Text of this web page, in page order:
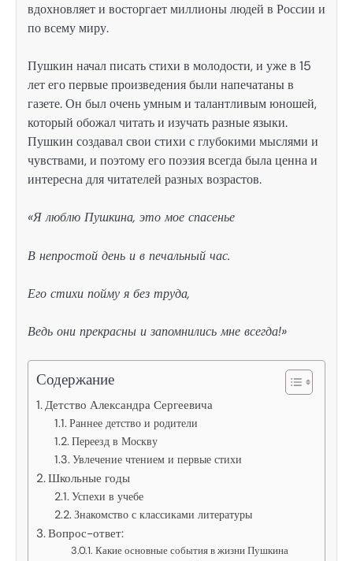
вдохновляет и восторгает миллионы людей в России и
по всему миру.
Пушкин начал писать стихи в молодости, и уже в 15
лет его первые произведения были напечатаны в
газете. Он был очень умным и талантливым юношей,
который обожал читать и изучать разные языки.
Пушкин создавал свои стихи с глубокими мыслями и
чувствами, и поэтому его поэзия всегда была ценна и
интересна для читателей разных возрастов.
«Я люблю Пушкина, это мое спасенье
В непростой день и в печальный час.
Его стихи пойму я без труда,
Ведь они прекрасны и запомнились мне всегда!»
Содержание
Детство Александра Сергеевича
Раннее детство и родители
Переезд в Москву
Увлечение чтением и первые стихи
Школьные годы
Успехи в учебе
Знакомство с классиками литературы
Вопрос-ответ:
Какие основные события в жизни Пушкина